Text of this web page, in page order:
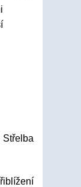
Střelba